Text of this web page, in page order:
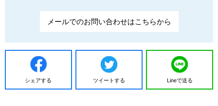
メールでのお問い合わせはこちらから
シェアする ツイートする Lineで送る